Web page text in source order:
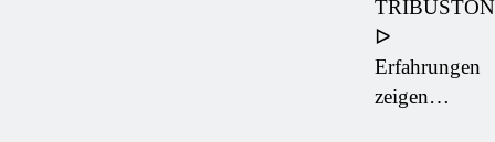
TRIBUSTON
ᐅ
Erfahrungen
zeigen…